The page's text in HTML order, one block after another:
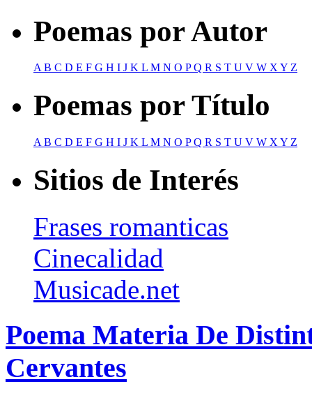
Poemas por Autor
AB C D E F G H I J K L M N O PQ R S T U V W XY Z
Poemas por Título
A B C D E F G H I J K L M N O PQ R S T U V W X Y Z
Sitios de Interés
Frases romanticas
Cinecalidad
Musicade.net
Poema Materia De
Cervantes